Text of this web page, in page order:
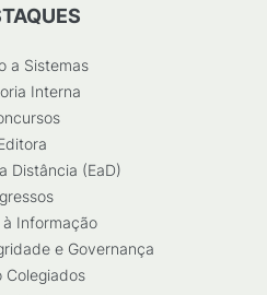
a Sistemas
Interna
Distância (EaD)
à Informação
e Governança
Colegiados